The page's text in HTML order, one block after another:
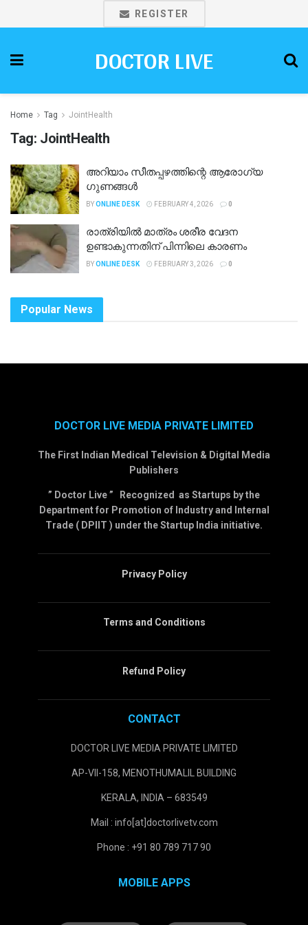
REGISTER
DOCTOR LIVE
Home Tag JointHealth
Tag: JointHealth
അറിയാം സീതപ്പഴത്തിന്റെ ആരോഗ്യ
ഗുണങ്ങൾ
BYONLINE DESK FEBRUARY 4, 2026 0
രാത്രിയിൽ മാത്രം ശരീര വേദന
ഉണ്ടാകുന്നതിന് പിന്നിലെ കാരണം
BYONLINE DESK FEBRUARY 3, 2026 0
Popular News
DOCTOR LIVE MEDIA PRIVATE LIMITED
The First Indian Medical Television & Digital Media
Publishers
” Doctor Live ” Recognized as Startups by the
Department for Promotion of Industry and Internal
Trade ( DPIIT ) under the Startup India initiative.
Privacy Policy
Terms and Conditions
Refund Policy
CONTACT
DOCTOR LIVE MEDIA PRIVATE LIMITED
AP-VII-158, MENOTHUMALIL BUILDING
KERALA, INDIA – 683549
Mail : info[at]doctorlivetv.com
Phone : +91 80 789 717 90
MOBILE APPS